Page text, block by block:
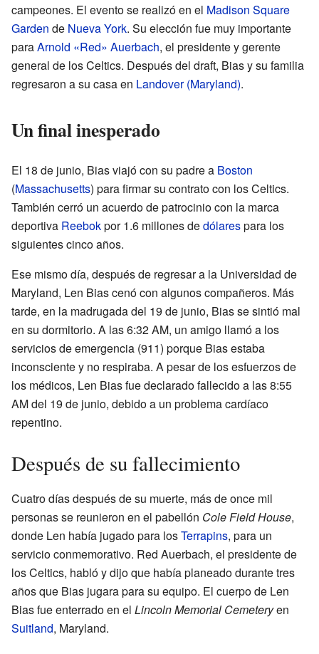
campeones. El evento se realizó en el Madison Square
Garden de Nueva York. Su elección fue muy importante
paraArnold «Red» Auerbach, el presidente y gerente
general de los Celtics. Después del draft, Bias y su familia
regresaron a su casa en Landover (Maryland).
Un final inesperado
El 18 de junio, Bias viajó con su padre a Boston
(Massachusetts) para firmar su contrato con los Celtics.
También cerró un acuerdo de patrocinio con la marca
deportiva Reebokpor 1.6 millones dedólarespara los
siguientes cinco años.
Ese mismo día, después de regresar a la Universidad de
Maryland, Len Bias cenó con algunos compañeros. Más
tarde, en la madrugada del 19 de junio, Bias se sintió mal
en su dormitorio. A las 6:32 AM, un amigo llamó a los
servicios de emergencia (911) porque Bias estaba
inconsciente y no respiraba. A pesar de los esfuerzos de
los médicos, Len Bias fue declarado fallecido a las 8:55
AM del 19 de junio, debido a un problema cardíaco
repentino.
Después de su fallecimiento
Cuatro días después de su muerte, más de once mil
personas se reunieron en el pabellón Cole Field House,
donde Len había jugado para losTerrapins, para un
servicio conmemorativo. Red Auerbach, el presidente de
los Celtics, habló y dijo que había planeado durante tres
años que Bias jugara para su equipo. El cuerpo de Len
Bias fue enterrado en el Lincoln Memorial Cemeteryen
Suitland, Maryland.